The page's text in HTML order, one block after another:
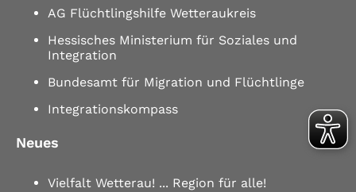
AG Flüchtlingshilfe Wetteraukreis
Hessisches Ministerium für Soziales und
Integration
Bundesamt für Migration und Flüchtlinge
Integrationskompass
Neues
Vielfalt Wetterau! ... Region für alle!